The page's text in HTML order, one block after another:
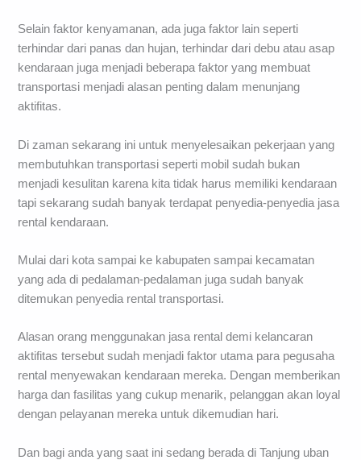
Selain faktor kenyamanan, ada juga faktor lain seperti
terhindar dari panas dan hujan, terhindar dari debu atau asap
kendaraan juga menjadi beberapa faktor yang membuat
transportasi menjadi alasan penting dalam menunjang
aktifitas.
Di zaman sekarang ini untuk menyelesaikan pekerjaan yang
membutuhkan transportasi seperti mobil sudah bukan
menjadi kesulitan karena kita tidak harus memiliki kendaraan
tapi sekarang sudah banyak terdapat penyedia-penyedia jasa
rental kendaraan.
Mulai dari kota sampai ke kabupaten sampai kecamatan
yang ada di pedalaman-pedalaman juga sudah banyak
ditemukan penyedia rental transportasi.
Alasan orang menggunakan jasa rental demi kelancaran
aktifitas tersebut sudah menjadi faktor utama para pegusaha
rental menyewakan kendaraan mereka. Dengan memberikan
harga dan fasilitas yang cukup menarik, pelanggan akan loyal
dengan pelayanan mereka untuk dikemudian hari.
Dan bagi anda yang saat ini sedang berada di Tanjung uban